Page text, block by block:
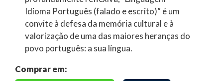
Idioma Português (falado e escrito)” é um
convite à defesa da memória cultural e à
valorização de uma das maiores heranças do
povo português: a sua língua.
Comprar em: